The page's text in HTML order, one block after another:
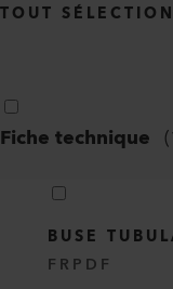
TOUT
Fiche technique (
BUSE
FR PDF